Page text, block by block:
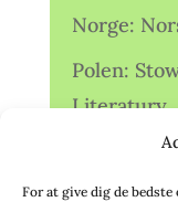
For at give dig de
Norge:
Polen:
Literatury